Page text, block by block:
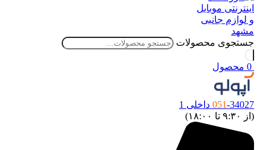
جستجوی محصولات
0 محصول
051-34027 داخلی 1
(از ۹:۳۰ تا ۱۸:۰۰)